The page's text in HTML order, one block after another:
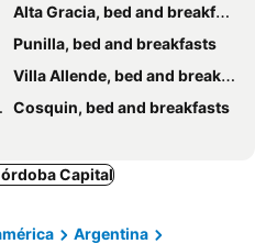
Alta Gracia, bed and breakfasts
Punilla, bed and breakfasts
Villa Allende, bed and breakfasts
Cosquin, bed and breakfasts
Capital
Argentina